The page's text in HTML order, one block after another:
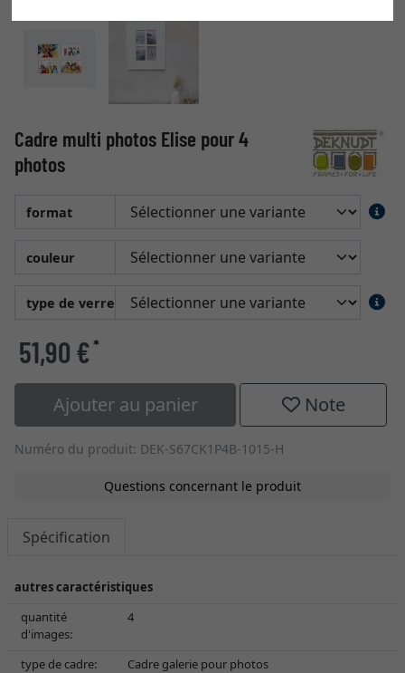
Cadre multi photos Elise pour 4
photos
format
couleur
type de verre
51,90 €*
Ajouter au panier Note
Numéro du produit: DEK-S67CK1P4B-1015-H
Questions concernant le produit
Spécification
autres caractéristiques
quantité
d'images:
4
type de cadre:
Cadre galerie pour photos